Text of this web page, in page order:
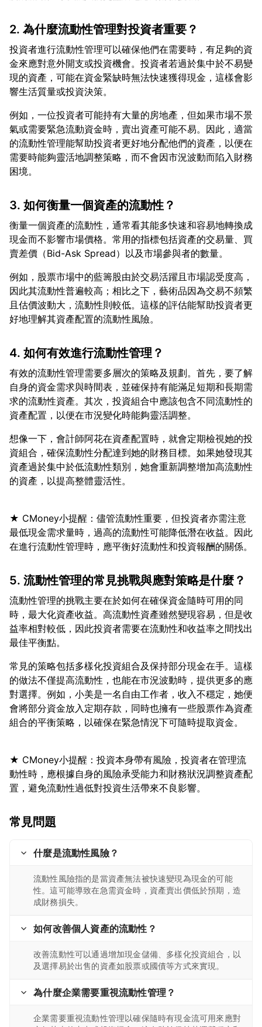
2. 為什麼流動性管理對投資者重要？
投資者進行流動性管理可以確保他們在需要時，有足夠的資
金來應對意外開支或投資機會。投資者若過於集中於不易變
現的資產，可能在資金緊缺時無法快速獲得現金，這樣會影
例如，一位投資者可能持有大量的房地產，但如果市場不景
氣或需要緊急流動資金時，賣出資產可能不易。因此，適當
的流動性管理能幫助投資者更好地分配他們的資產，以便在
需要時能夠靈活地調整策略，而不會因市況波動而陷入財務
3. 如何衡量一個資產的流動性？
衡量一個資產的流動性，通常看其能多快速和容易地轉換成
現金而不影響市場價格。常用的指標包括資產的交易量、買
例如，股票市場中的藍籌股由於交易活躍且市場認受度高，
因此其流動性普遍較高；相比之下，藝術品因為交易不頻繁
且估價波動大，流動性則較低。這樣的評估能幫助投資者更
4. 如何有效進行流動性管理？
有效的流動性管理需要多層次的策略及規劃。首先，要了解
自身的資金需求與時間表，並確保持有能滿足短期和長期需
求的流動性資產。其次，投資組合中應該包含不同流動性的
想像一下，會計師阿花在資產配置時，就會定期檢視她的投
資組合，確保流動性分配達到她的財務目標。如果她發現其
資產過於集中於低流動性類別，她會重新調整增加高流動性
★ CMoney小提醒：儘管流動性重要，但投資者亦需注意
最低現金需求量時，過高的流動性可能降低潛在收益。因此
5. 流動性管理的常見挑戰與應對策略是什麼？
流動性管理的挑戰主要在於如何在確保資金隨時可用的同
時，最大化資產收益。高流動性資產雖然變現容易，但是收
益率相對較低，因此投資者需要在流動性和收益率之間找出
常見的策略包括多樣化投資組合及保持部分現金在手。這樣
的做法不僅提高流動性，也能在市況波動時，提供更多的應
對選擇。例如，小美是一名自由工作者，收入不穩定，她便
會將部分資金放入定期存款，同時也擁有一些股票作為資產
★ CMoney小提醒：投資本身帶有風險，投資者在管理流
動性時，應根據自身的風險承受能力和財務狀況調整資產配
常見問題
什麼是流動性風險？
流動性風險指的是當資產無法被快速變現為現金的可能
性。這可能導致在急需資金時，資產賣出價低於預期，造
成財務損失。
如何改善個人資產的流動性？
改善流動性可以通過增加現金儲備、多樣化投資組合，以
及選擇易於出售的資產如股票或國債等方式來實現。
為什麼企業需要重視流動性管理？
企業需要重視流動性管理以確保隨時有現金流可用來應對